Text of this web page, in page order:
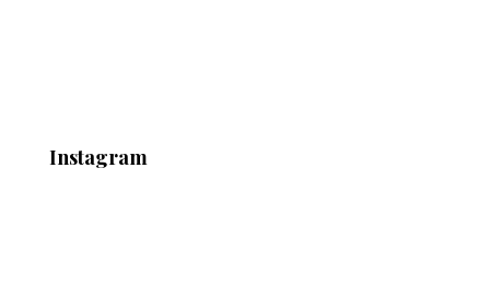
Instagram